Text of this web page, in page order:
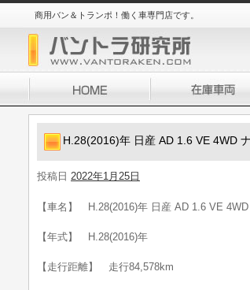
商用バン＆トランポ！働く車専門店です。
H.28(2016)年 日産 AD 1.6 VE 4WD
投稿日 2022年1月25日
【車名】 H.28(2016)年 日産 AD 1.6 VE
【年式】 H.28(2016)年
【走行距離】 走行84,578km